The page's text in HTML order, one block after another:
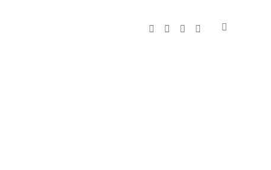
facebookinstagrambandcamp
spotify